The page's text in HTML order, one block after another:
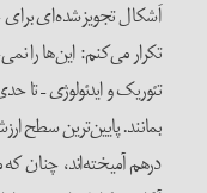
اَشکال تجویزشده‌ای برای
تکرار می‌کنم: این‌ها را
تئوریک و ایدئولوژی – تا حدی
بمانند. پایین‌ترین سطح
درهم آمیخته‌اند، چنان که